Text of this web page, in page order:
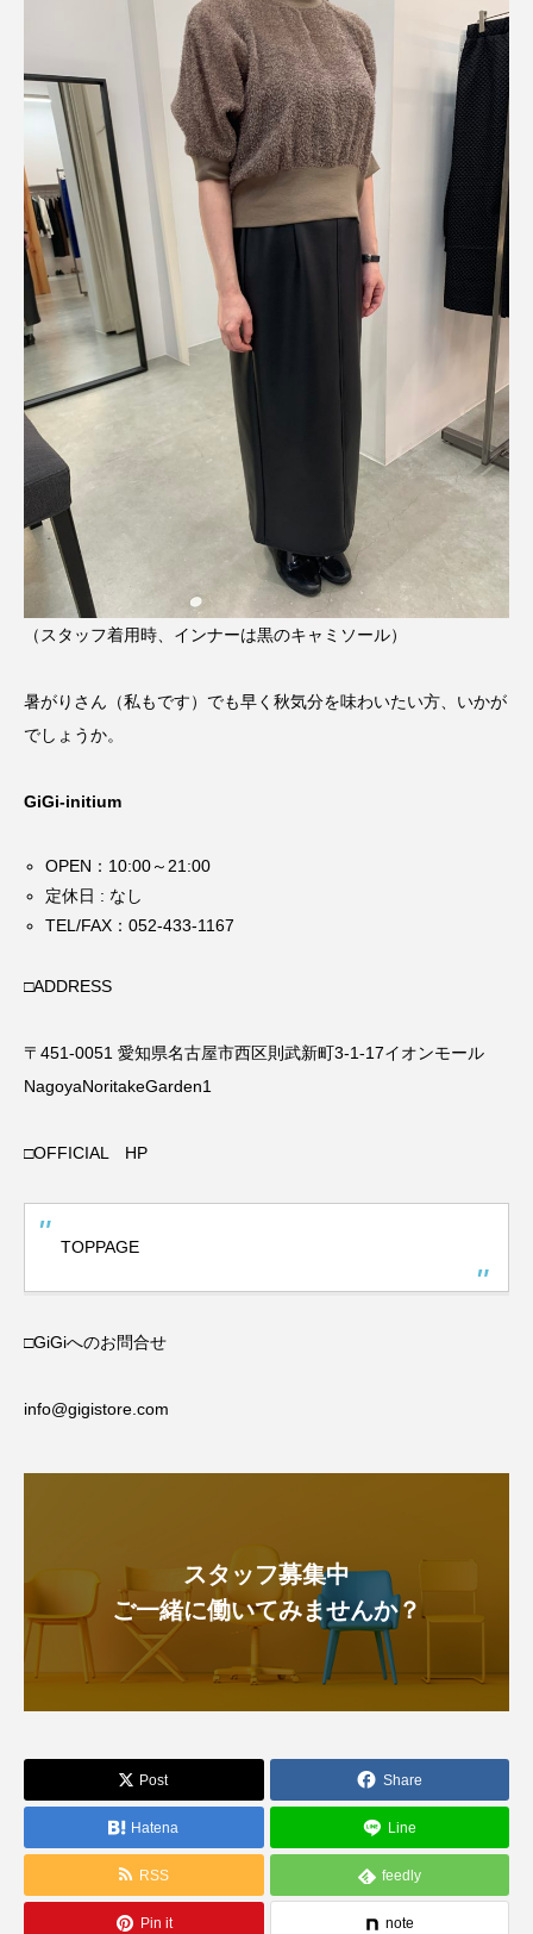
（スタッフ着用時、インナーは黒のキャミソール）
暑がりさん（私もです）でも早く秋気分を味わいたい方、いかが
でしょうか。
GiGi-initium
OPEN：10:00～21:00
定休日 : なし
TEL/FAX：052-433-1167
□ADDRESS
〒451-0051 愛知県名古屋市西区則武新町3-1-17イオンモール
NagoyaNoritakeGarden1
□OFFICIAL HP
TOPPAGE
□GiGiへのお問合せ
info@gigistore.com
スタッフ募集中
ご一緒に働いてみませんか？
Post Share
Hatena Line
RSS feedly
Pin it note